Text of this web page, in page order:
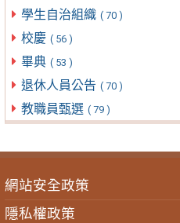
學生自治組織 ( 70 )
校慶 ( 56 )
畢典 ( 53 )
退休人員公告 ( 70 )
教職員甄選 ( 79 )
網站安全政策
隱私權政策